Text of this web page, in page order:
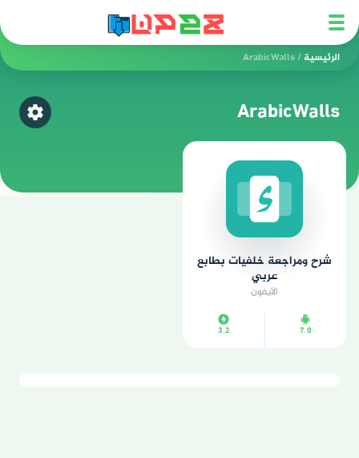
الرئيسية /
ArabicWalls
ArabicWalls اختر
شرح ومراجعة خلفيات بطابع
عربي
الآيفون
7.0
3.2